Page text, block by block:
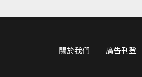
關於我們 廣告刊登